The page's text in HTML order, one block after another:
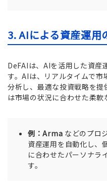
3. AIによる資産運用
DeFAIは、AIを活用した資産
す。AIは、リアルタイムで市
分析し、最適な投資戦略を
は市場の状況に合わせた柔軟
例：Arma などのプロ
資産運用を自動化し、
に合わせたパーソナラ
す。